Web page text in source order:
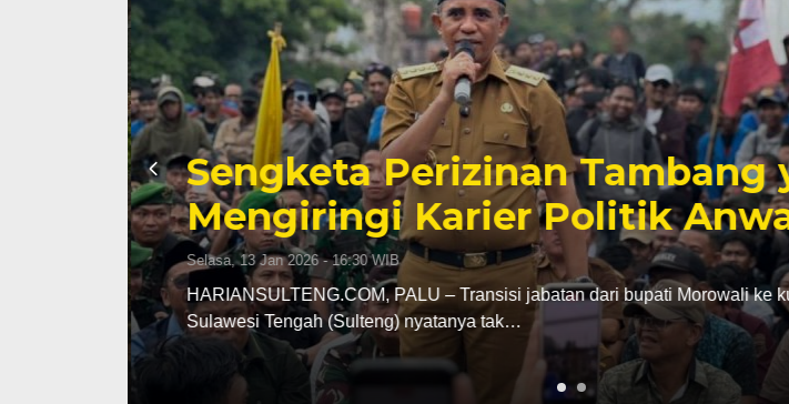
Sengketa Perizinan Tambang
Mengiringi Karier Politik
Selasa, 13 Jan 2026 - 16:30 WIB
HARIANSULTENG.COM, PALU – Transisi jabatan dari bupati Morowali ke
Sulawesi Tengah (Sulteng) nyatanya tak…